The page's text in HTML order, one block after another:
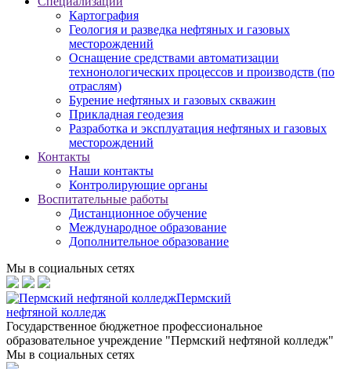
Картография
Геология и разведка нефтяных и газовых
месторождений
Оснащение средствами автоматизации
технонологических процессов и производств (по
отраслям)
Бурение нефтяных и газовых скважин
Прикладная геодезия
Разработка и эксплуатация нефтяных и газовых
месторождений
Контакты
Наши контакты
Контролирующие органы
Воспитательные работы
Дистанционное обучение
Международное образование
Дополнительное образование
Мы в социальных сетях
Пермский
нефтяной колледж
Государственное бюджетное профессиональное
образовательное учреждение "Пермский нефтяной колледж"
Мы в социальных сетях